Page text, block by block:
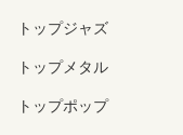
トップジャズ
トップメタル
トップポップ